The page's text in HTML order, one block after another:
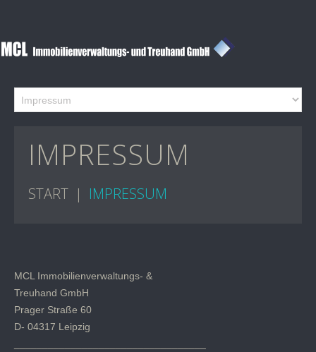
IMPRESSUM
START IMPRESSUM
MCL Immobilienverwaltungs- &
Treuhand GmbH
Prager Straße 60
D- 04317 Leipzig